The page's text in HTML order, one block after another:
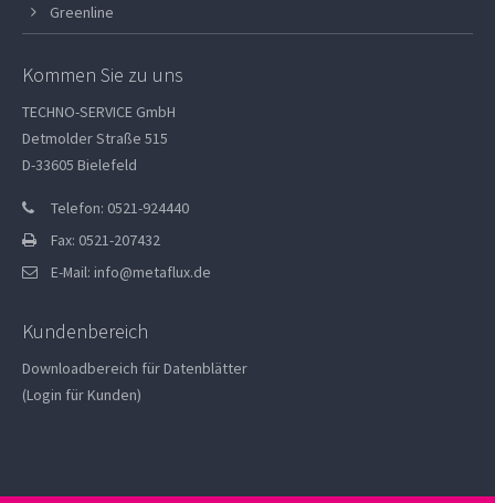
Greenline
Kommen Sie zu uns
TECHNO-SERVICE GmbH
Detmolder Straße 515
D-33605 Bielefeld
Telefon: 0521-924440
Fax: 0521-207432
E-Mail: info@metaflux.de
Kundenbereich
Downloadbereich für Datenblätter
(Login für Kunden)